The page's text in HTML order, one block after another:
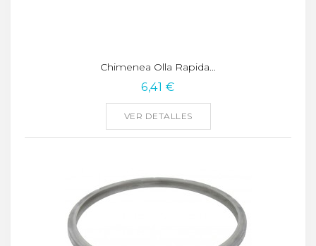
Chimenea Olla Rapida...
6,41 €
VER DETALLES